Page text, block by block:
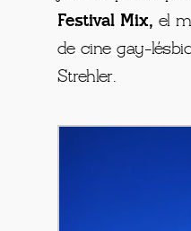
Festival Mix, el
de cine gay-
Strehler.